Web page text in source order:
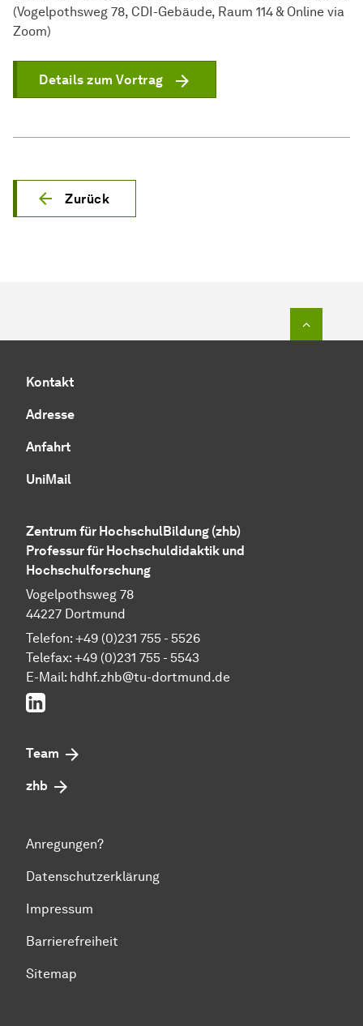
(Vogelpothsweg 78, CDI-Gebäude, Raum 114 & Online via
Zoom)
Details zum Vortrag
Zurück
Kontakt
Adresse
Anfahrt
UniMail
Zentrum für HochschulBildung (zhb)
Professur für Hochschuldidaktik und
Hochschulforschung
Vogelpothsweg 78
44227 Dortmund
Telefon: +49 (0)231 755 - 5526
Telefax: +49 (0)231 755 - 5543
E-Mail: hdhf.zhb@tu-dortmund.de
LinkedIn
Team
zhb
Anregungen?
Datenschutzerklärung
Impressum
Barrierefreiheit
Sitemap